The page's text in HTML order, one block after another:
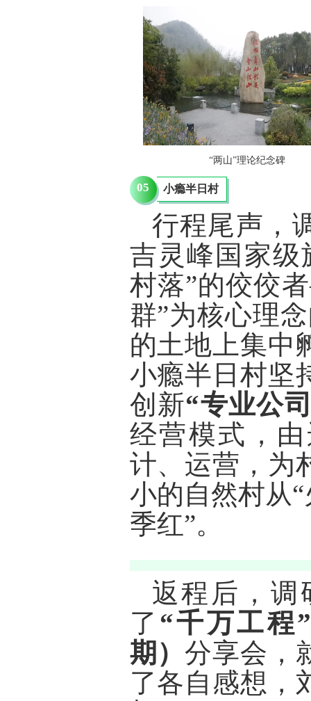
“两山”理论纪念碑
05 小瘾半日村
行程尾声，
吉灵峰国家级
村落”的佼佼
群”为核心理
的土地上集中
小瘾半日村坚
创新“专业公
经营模式，
计、运营，为
小的自然村从
季红”。
返程后，调
了 “千万工程
期）分享会，
了各自感想，